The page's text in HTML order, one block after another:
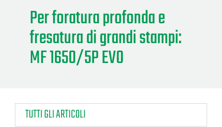
Per foratura profonda e
fresatura di grandi stampi:
MF 1650/5P EVO
TUTTI GLI ARTICOLI